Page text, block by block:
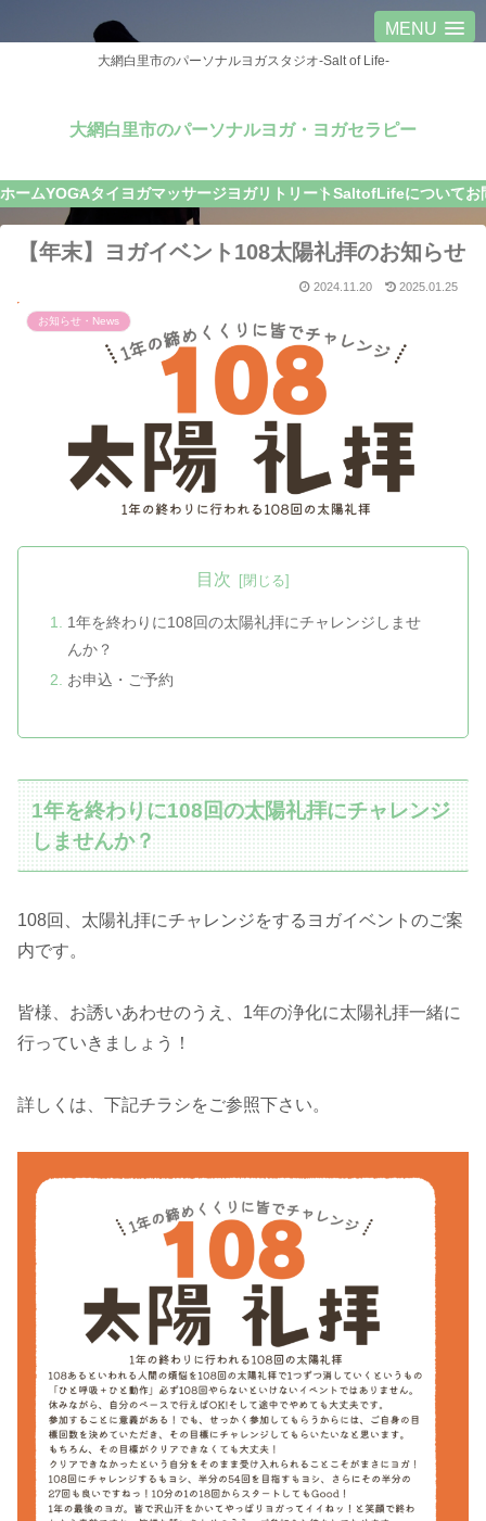
MENU
大網白里市のパーソナルヨガスタジオ-Salt of Life-
大網白里市のパーソナルヨガ・ヨガセラピー
ホームYOGAタイヨガマッサージヨガリトリートSaltofLifeについてお
【年末】ヨガイベント108太陽礼拝のお知らせ
2024.11.20 2025.01.25
お知らせ・News
目次
1年を終わりに108回の太陽礼拝にチャレンジしませ
んか？
お申込・ご予約
1年を終わりに108回の太陽礼拝にチャレンジ
しませんか？
108回、太陽礼拝にチャレンジをするヨガイベントのご案
内です。
皆様、お誘いあわせのうえ、1年の浄化に太陽礼拝一緒に
行っていきましょう！
詳しくは、下記チラシをご参照下さい。